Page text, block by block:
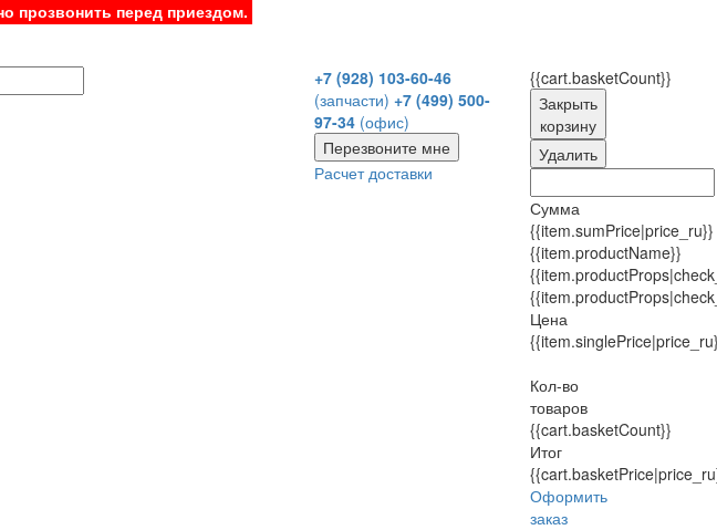
прозвонить перед приездом.
+7 (928) 103-60-46
(запчасти) +7 (499) 500-
97-34 (офис)
Перезвоните мне
Расчет доставки
{{cart.basketCount}}
Закрыть
корзину
Удалить
Сумма
{{item.sumPrice|price_ru}}
{{item.productName}}
Цена
Кол-во
товаров
{{cart.basketCount}}
Итог
Оформить
заказ